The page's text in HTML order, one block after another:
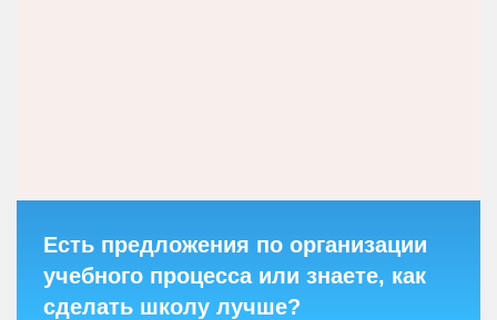
Есть предложения по организации
учебного процесса или знаете, как
сделать школу лучше?